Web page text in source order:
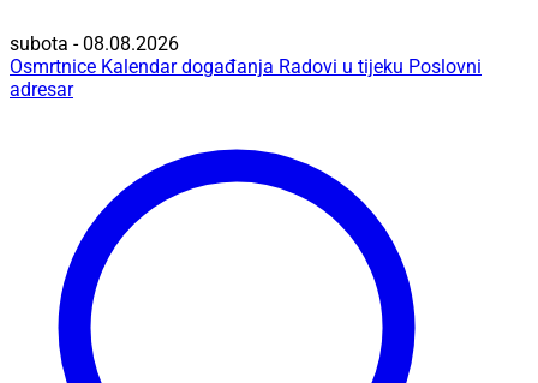
subota - 08.08.2026
Osmrtnice Kalendar događanja Radovi u tijeku Poslovni
adresar